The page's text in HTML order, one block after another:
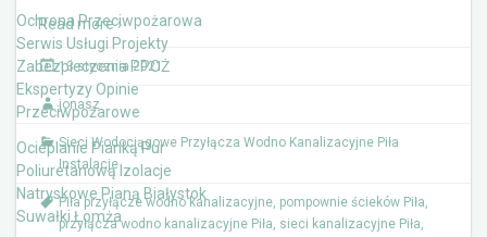
Ochrona Przeciwpożarowa
Serwis Usługi Projekty
Zabezpieczenia PPOŻ
Ekspertyzy Opinie
Przeciwpożarowe
Ocieplanie Pianką Pur
Poliuretanową Izolacje
Natryskowe Pianą Białystok
Suwałki Łomża
Read more ›
13 stycznia 2021
jonasz
Sieci Wodociągowe Przyłącza Wodno Kanalizacyjne Piła
Instalacje
Piła przyłącze wodno kanalizacyjne, pompownie ścieków Piła,
przyłącza wodno kanalizacyjne Piła, sieci kanalizacyjne Piła,